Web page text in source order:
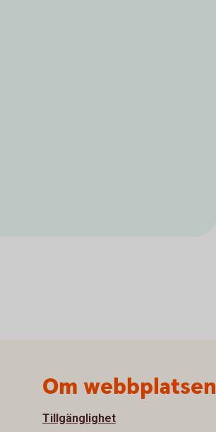
Om webbplatsen
Tillgänglighet